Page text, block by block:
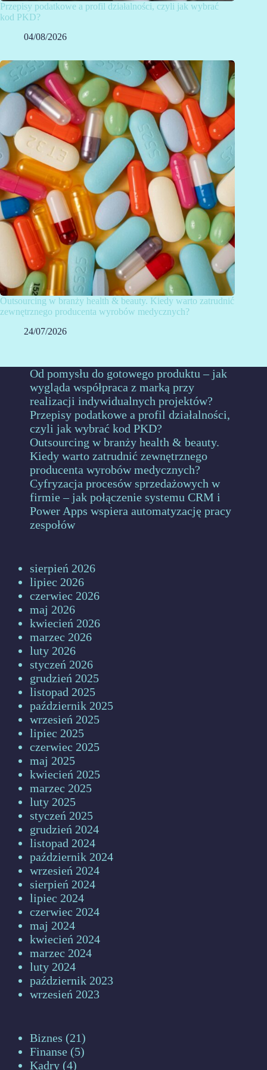
Przepisy podatkowe a profil działalności, czyli jak wybrać
kod PKD?
04/08/2026
Outsourcing w branży health & beauty. Kiedy warto zatrudnić
zewnętrznego producenta wyrobów medycznych?
24/07/2026
Od pomysłu do gotowego produktu – jak
wygląda współpraca z marką przy
realizacji indywidualnych projektów?
Przepisy podatkowe a profil działalności,
czyli jak wybrać kod PKD?
Outsourcing w branży health & beauty.
Kiedy warto zatrudnić zewnętrznego
producenta wyrobów medycznych?
Cyfryzacja procesów sprzedażowych w
firmie – jak połączenie systemu CRM i
Power Apps wspiera automatyzację pracy
zespołów
sierpień 2026
lipiec 2026
czerwiec 2026
maj 2026
kwiecień 2026
marzec 2026
luty 2026
styczeń 2026
grudzień 2025
listopad 2025
październik 2025
wrzesień 2025
lipiec 2025
czerwiec 2025
maj 2025
kwiecień 2025
marzec 2025
luty 2025
styczeń 2025
grudzień 2024
listopad 2024
październik 2024
wrzesień 2024
sierpień 2024
lipiec 2024
czerwiec 2024
maj 2024
kwiecień 2024
marzec 2024
luty 2024
październik 2023
wrzesień 2023
Biznes (21)
Finanse (5)
Kadry (4)